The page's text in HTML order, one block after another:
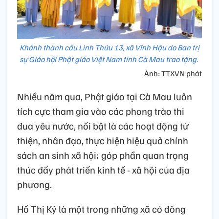
Khánh thành cầu Linh Thứu 13, xã Vĩnh Hậu do Ban trị
sự Giáo hội Phật giáo Việt Nam tỉnh Cà Mau trao tặng.
Ảnh: TTXVN phát
Nhiều năm qua, Phật giáo tại Cà Mau luôn
tích cực tham gia vào các phong trào thi
đua yêu nước, nổi bật là các hoạt động từ
thiện, nhân đạo, thực hiện hiệu quả chính
sách an sinh xã hội; góp phần quan trọng
thúc đẩy phát triển kinh tế - xã hội của địa
phương.
Hồ Thị Kỷ là một trong những xã có đông